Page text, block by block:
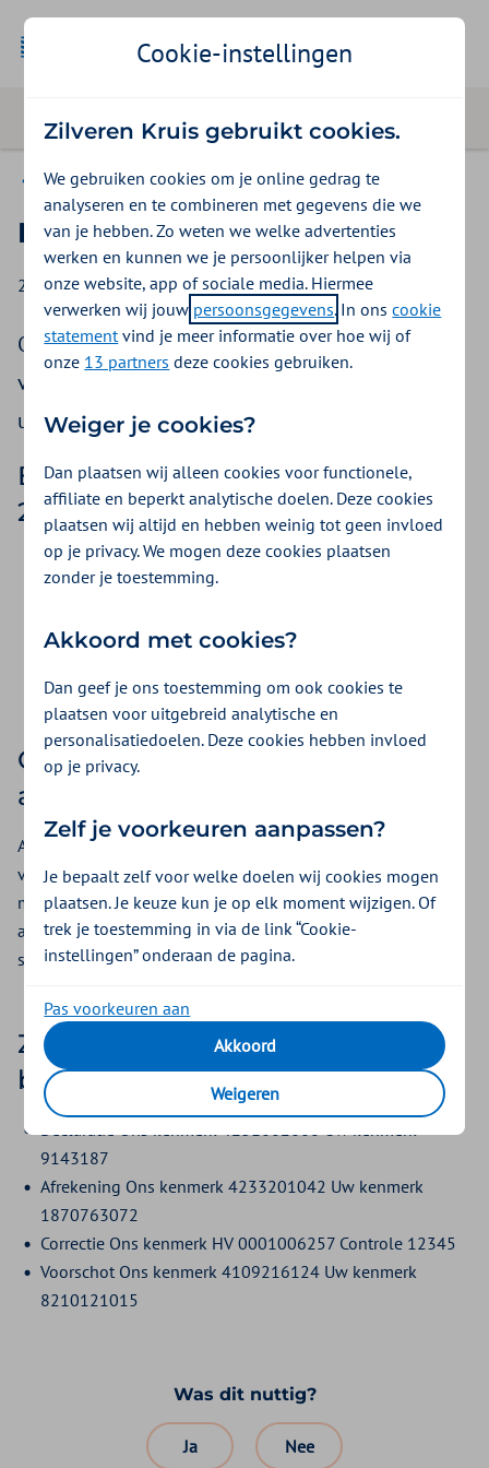
Nieuws
Betaaltekst FBTO verandert
28 mei 2026
Op 29 mei 2026 stappen we deels over op een
vernieuwd financieel systeem. We leggen graag
uit wat dit voor u betekent.
Betaaltekst FBTO verandert per
29 mei 2026
U ziet straks geen label meer op het bankafschrift.
Wij gebruiken voortaan 'ons kenmerk' in plaats van 'ons
Bij correcties en voorschotten geven wij een duidelijke
Controleer uw automatische
aflettering
Als u hier gebruik van maakt. Automatische aflettering werkt
vaak op basis van de betaaltekst. Omdat die tekst verandert,
moet u misschien uw instellingen aanpassen. Controleer uw
afletterregels of overleg met uw boekhouder of
softwareleverancier.
Zo ziet u straks de nieuwe
betaaltekst in uw bankoverzicht
Declaratie Ons kenmerk 4231602660 Uw kenmerk
9143187
Afrekening Ons kenmerk 4233201042 Uw kenmerk
1870763072
Correctie Ons kenmerk HV 0001006257 Controle 12345
Voorschot Ons kenmerk 4109216124 Uw kenmerk
8210121015
Was dit nuttig?
Ja Nee
Cookie-instellingen
Zilveren Kruis gebruikt cookies.
We gebruiken cookies om je online gedrag te
analyseren en te combineren met gegevens die we
van je hebben. Zo weten we welke advertenties
werken en kunnen we je persoonlijker helpen via
onze website, app of sociale media. Hiermee
verwerken wij jouw persoonsgegevens. In onscookie
statementvind je meer informatie over hoe wij of
onze 13 partners deze cookies gebruiken.
Weiger je cookies?
Dan plaatsen wij alleen cookies voor functionele,
affiliate en beperkt analytische doelen. Deze cookies
plaatsen wij altijd en hebben weinig tot geen invloed
op je privacy. We mogen deze cookies plaatsen
zonder je toestemming.
Akkoord met cookies?
Dan geef je ons toestemming om ook cookies te
plaatsen voor uitgebreid analytische en
personalisatiedoelen. Deze cookies hebben invloed
op je privacy.
Zelf je voorkeuren aanpassen?
Je bepaalt zelf voor welke doelen wij cookies mogen
plaatsen. Je keuze kun je op elk moment wijzigen. Of
trek je toestemming in via de link “Cookie-
instellingen” onderaan de pagina.
Pas voorkeuren aan
Akkoord
Weigeren